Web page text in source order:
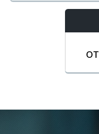
от